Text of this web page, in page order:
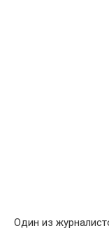
Один из